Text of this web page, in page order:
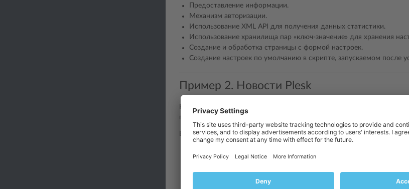
Предоставление информации.
Механизм авторизации.
Использование XML API для получения данных статистики.
Использование хранилища пар «ключ-значение» для хранения
Создание и обработка страницы с формой настроек.
Создание настроек по умолчанию в скрипте, запускаемом после
Пример 2. Новости Plesk
Расширениеext-panel-news
представляет собой виджет для
показывает последние новости о Plesk (на основании канала RSS).
В нем продемонстрированы следующие техники:
Периодическое обновление данных на основании планировщика
Использование хранилища пар «ключ-значение» для хранения
Получение начальных данных в скрипте, запускаемом после